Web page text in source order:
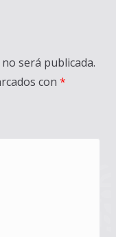
será publicada.
con *